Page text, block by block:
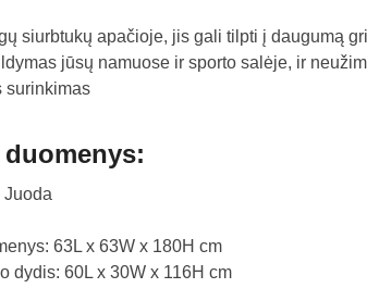
siurbtukų apačioje, jis gali tilpti į daugumą
jūsų namuose ir sporto salėje, ir
surinkimas
Juoda
63L x 63W x 180H cm
dydis: 60L x 30W x 116H cm